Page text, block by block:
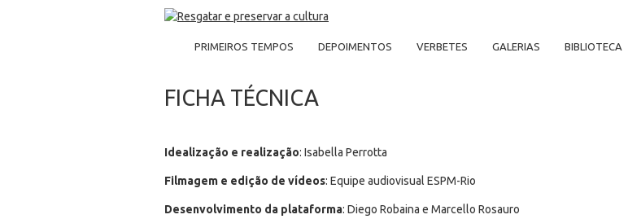
PRIMEIROS TEMPOS DEPOIMENTOS VERBETES GALERIAS BIBLIOTECA
FICHA TÉCNICA
Idealização e realização: Isabella Perrotta
Filmagem e edição de vídeos: Equipe audiovisual ESPM-Rio
Desenvolvimento da plataforma: Diego Robaina e Marcello Rosauro